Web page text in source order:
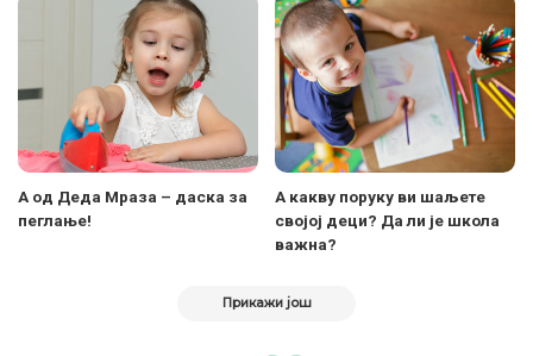
А од Деда Мраза – даска за
пеглање!
А какву поруку ви шаљете
својој деци? Да ли је школа
важна?
Прикажи још